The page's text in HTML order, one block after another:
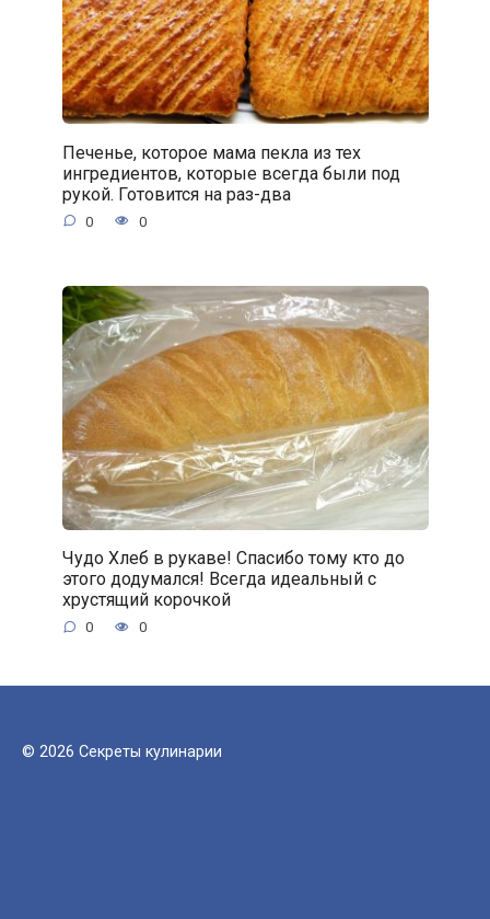
Печенье, которое мама пекла из тех
ингредиентов, которые всегда были под
рукой. Готовится на раз-два
0 0
Чудо Хлеб в рукаве! Спасибо тому кто до
этого додумался! Всегда идеальный с
хрустящий корочкой
0 0
© 2026 Секреты кулинарии